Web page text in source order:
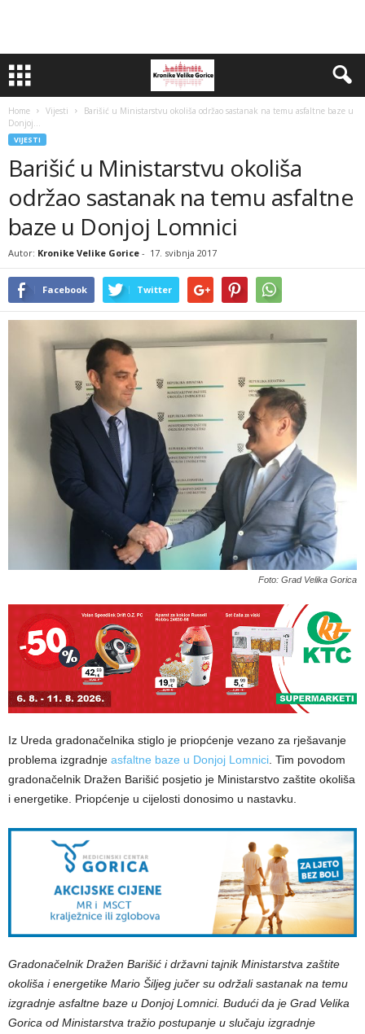
Home Vijesti
Barišić u Ministarstvu okoliša održao sastanak na temu asfaltne baze u
Donjoj...
VIJESTI
Barišić u Ministarstvu okoliša
održao sastanak na temu asfaltne
baze u Donjoj Lomnici
Autor: Kronike Velike Gorice - 17. svibnja 2017
Facebook Twitter
Foto: Grad Velika Gorica
Iz Ureda gradonačelnika stiglo je priopćenje vezano za rješavanje
problema izgradnje asfaltne baze u Donjoj Lomnici . Tim povodom
gradonačelnik Dražen Barišić posjetio je Ministarstvo zaštite okoliša
i energetike. Priopćenje u cijelosti donosimo u nastavku.
Gradonačelnik Dražen Barišić i državni tajnik Ministarstva zaštite
okoliša i energetike Mario Šiljeg jučer su održali sastanak na temu
izgradnje asfaltne baze u Donjoj Lomnici. Budući da je Grad Velika
Gorica od Ministarstva tražio postupanje u slučaju izgradnje